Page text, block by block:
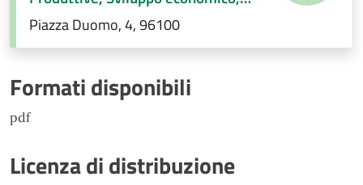
Regolamenti di competenza.
Piazza Duomo, 4, 96100
Formati disponibili
pdf
Licenza di distribuzione